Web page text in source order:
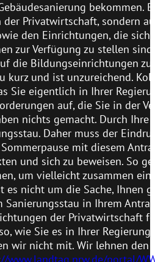
bekommen.
der Privatwirtschaft, sondern
den Einrichtungen, die
zur Verfügung zu stellen
die Bildungseinrichtungen
kurz und ist unzureichend.
Sie eigentlich in Ihrer
auf, die Sie in der
nichts gemacht. Durch
Daher muss der
mit diesem
und sich zu beweisen. So
um vielleicht zusammen
es nicht um die Sache, Ihnen
in Ihrem
der Privatwirtschaft
wie Sie es in Ihrer
wir nicht mit. Wir lehnen den